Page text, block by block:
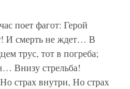
поет фагот: Герой
И смерть не ждет… В
трус, тот в погреба;
Внизу стрельба!
страх внутри, Но страх